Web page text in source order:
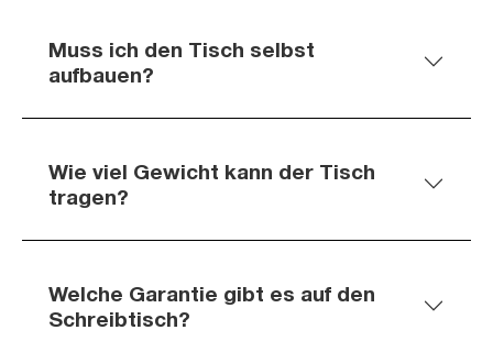
Muss ich den Tisch selbst
aufbauen?
Wie viel Gewicht kann der Tisch
tragen?
Welche Garantie gibt es auf den
Schreibtisch?